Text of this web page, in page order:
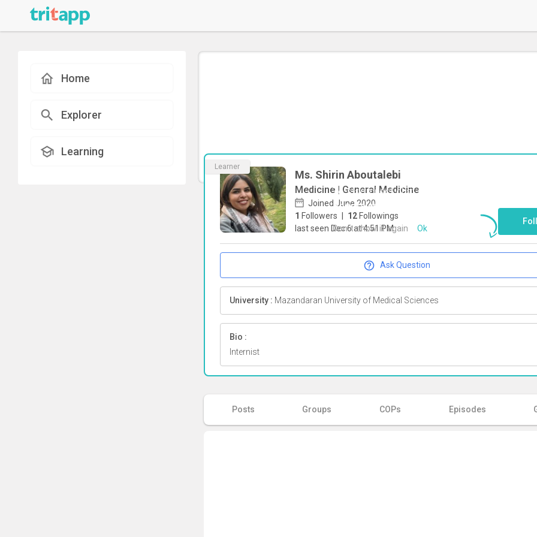
Home
Explorer
Learning
Learner
Ms. Shirin Aboutalebi
Medicine | General Medicine
Joined June 2020
1 Followers 12 Followings
last seen Dec 6 at 4:51 PM
Ask Question
University : Mazandaran University of Medical Sciences
Bio :
Internist
Posts Groups COPs Episodes
To start direct chat with
Aboutalebi
Don`t show it again Ok